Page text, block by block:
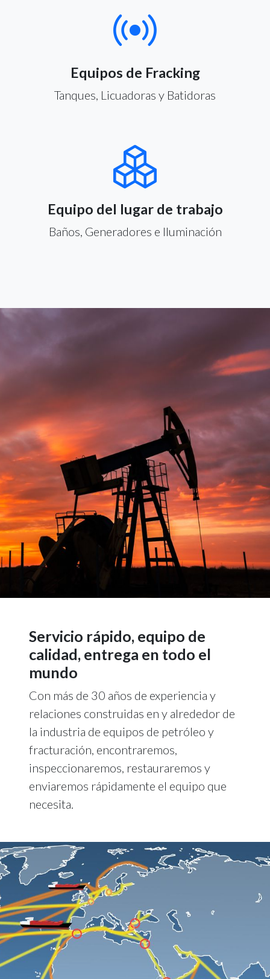
Equipos de Fracking
Tanques, Licuadoras y Batidoras
Equipo del lugar de trabajo
Baños, Generadores e Iluminación
Servicio rápido, equipo de
calidad, entrega en todo el
mundo
Con más de 30 años de experiencia y
relaciones construidas en y alrededor de
la industria de equipos de petróleo y
fracturación, encontraremos,
inspeccionaremos, restauraremos y
enviaremos rápidamente el equipo que
necesita.